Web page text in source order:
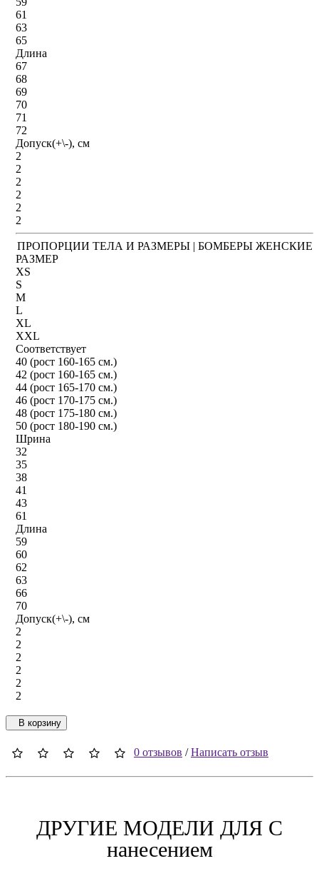
61
63
65
Длина
67
68
69
70
71
72
Допуск(+\-), см
2
2
2
2
2
2
ПРОПОРЦИИ ТЕЛА И РАЗМЕРЫ | БОМБЕРЫ ЖЕНСКИЕ
РАЗМЕР
XS
S
M
L
XL
XXL
Соответствует
40 (рост 160-165 см.)
42 (рост 160-165 см.)
44 (рост 165-170 см.)
46 (рост 170-175 см.)
48 (рост 175-180 см.)
50 (рост 180-190 см.)
Шрина
32
35
38
41
43
61
Длина
59
60
62
63
66
70
Допуск(+\-), см
2
2
2
2
2
2
В корзину
0 отзывов /Написать отзыв
ДРУГИЕ МОДЕЛИ ДЛЯ C
нанесением